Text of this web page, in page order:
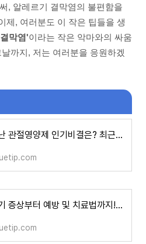
, 알레르기 결막염의 불편함을
제, 여러분도 이 작은 팁들을 생
막염'이라는 작은 악마와의 싸움
까지, 저는 여러분을 응원하겠
요즘 난리난 관절영양제 인기비결은? 최근 인기를 끌고 있는 관절영양제의 종류와 효과, 사용자
수족구 초기 증상부터 예방 및 치료법까지! 아동에게 흔한 수족구 모든 것을 알아보세요. 수족구